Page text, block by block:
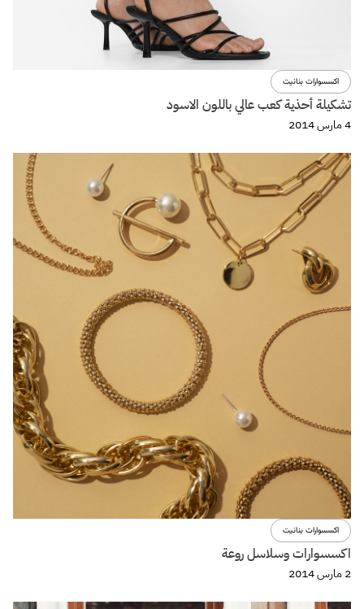
اكسسوارات بنانيت
تشكيلة أحذية كعب عالي باللون الاسود
4 مارس 2014
اكسسوارات بنانيت
اكسسوارات وسلاسل روعة
2 مارس 2014